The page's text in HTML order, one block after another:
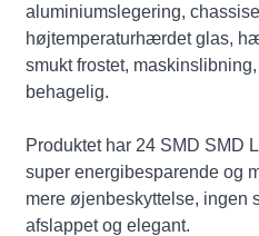
aluminiumslegering,
højtemperaturhærdet glas,
smukt frostet,
behagelig.
Produktet har 24 SMD SMD
super energibesparende og
mere øjenbeskyttelse, ingen
afslappet og elegant.